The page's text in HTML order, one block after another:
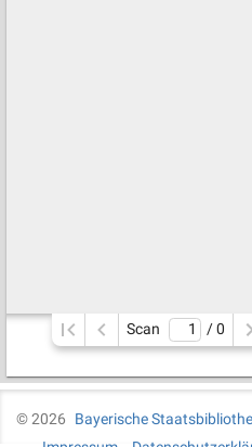
Scan / 0
©2026
Bayerische